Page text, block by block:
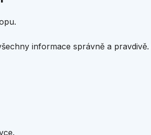
informace správně a